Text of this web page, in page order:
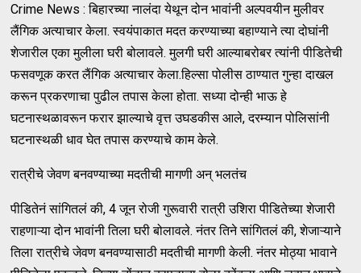
Crime News : बिहारच्या नालंदा येथून दोन भावांनी अल्पवयीन मुलीवर
लैंगिक अत्याचार केला. स्वयंपाकात मदत करण्याच्या बहाण्याने त्या दोघांनी
शेजारील एका मुलीला घरी बोलावले. मुलगी घरी आल्याबरोबर त्यांनी पीडितेची
फसवणूक करत लैंगिक अत्याचार केला.हिल्सा पोलीस ठाण्यात गुन्हा दाखल
करून प्रकरणाचा पुढील तपास केला होता. सध्या दोन्ही भाऊ हे
घटनास्थळावरून फरार झाल्याचे वृत्त उघडकीस आले, दरम्यान पोलिसांनी
घटनास्थळी धाव घेत तपास करण्याचे काम केले.
रात्रीचे जेवण बनवण्याच्या मदतीची मागणी अन् भलतंच
पीडितेनं सांगितलं की, 4 जून रोजी गुरूवारी रात्री उशिरा पीडितेच्या शेजारी
राहणाऱ्या दोन भावांनी तिला घरी बोलावले. नंतर तिने सांगितलं की, शेजाऱ्याने
तिला रात्रीचे जेवण बनवण्यासाठी मदतीची मागणी केली. नंतर मोठ्या भावाने